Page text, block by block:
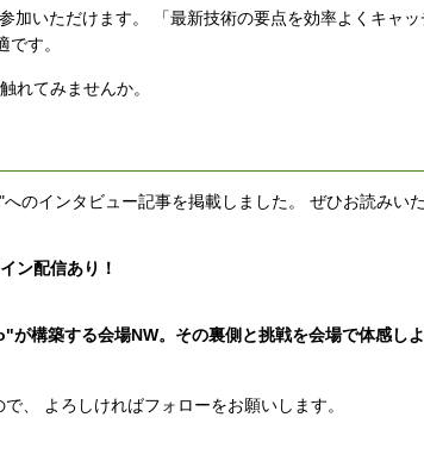
いただけます。 「最新技術の要点を効率よくキャッ
す。
れてみませんか。
のインタビュー記事を掲載しました。 ぜひお読みい
ン配信あり！
構築する会場NW。その裏側と挑戦を会場で体感しよ
、 よろしければフォローをお願いします。